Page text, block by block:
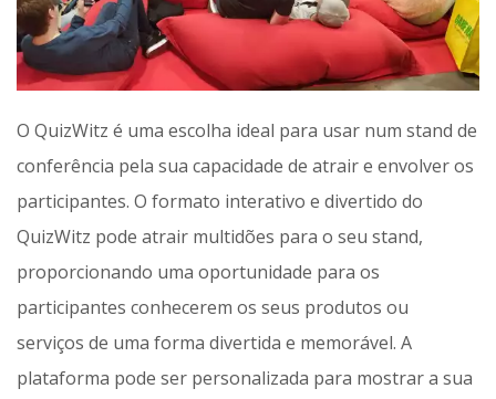
O QuizWitz é uma escolha ideal para usar num stand de
conferência pela sua capacidade de atrair e envolver os
participantes. O formato interativo e divertido do
QuizWitz pode atrair multidões para o seu stand,
proporcionando uma oportunidade para os
participantes conhecerem os seus produtos ou
serviços de uma forma divertida e memorável. A
plataforma pode ser personalizada para mostrar a sua